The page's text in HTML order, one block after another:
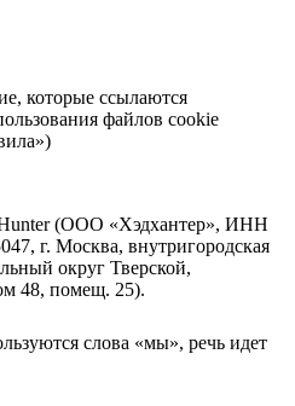
которые ссылаются
файлов cookie
(ООО «Хэдхантер», ИНН
г. Москва, внутригородская
округ Тверской,
48, помещ. 25).
слова «мы», речь идет